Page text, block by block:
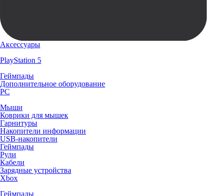
Аксессуары
PlayStation 5
Геймпады
Дополнительное оборудование
PC
Мыши
Коврики для мышек
Гарнитуры
Накопители информации
USB-накопители
Геймпады
Рули
Кабели
Зарядные устройства
Xbox
Геймпады